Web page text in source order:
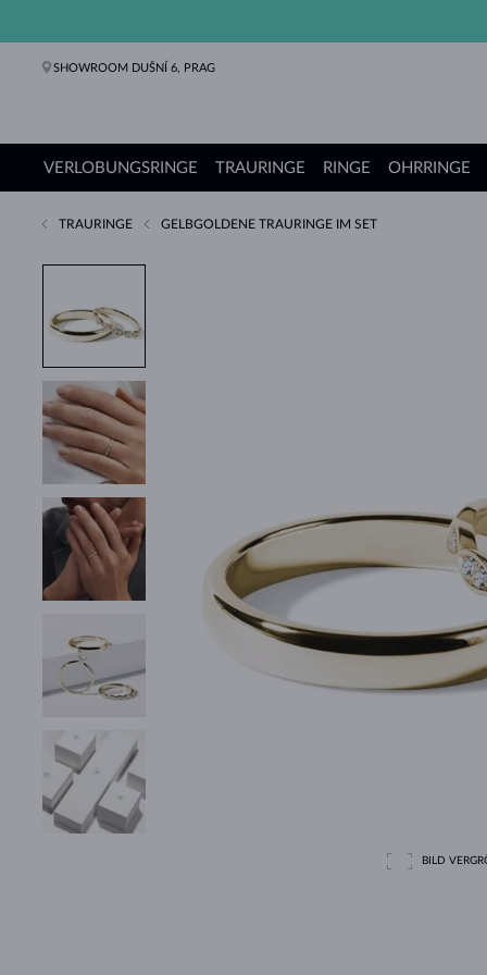
SHOWROOM DUŠNÍ 6, PRAG
VERLOBUNGSRINGE
Verlobungsringe
TRAURINGE
Trauringe
RINGE
Ringe
OHRRINGE
Ohrringe
Ketten
Armbänder
Perlen
Schmuck
Geschenke
KLENOTA Kollektionen
TRAURINGE GELBGOLDENE TRAURINGE IM SET
BILD